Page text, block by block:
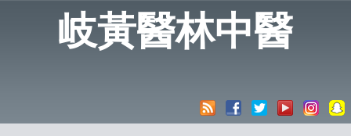
岐黃醫林中醫